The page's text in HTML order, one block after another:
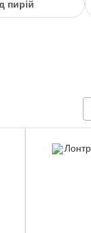
пирій